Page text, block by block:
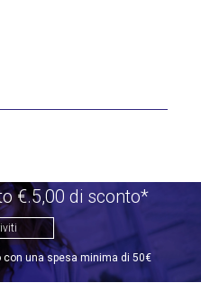
€.5,00 di sconto*
una spesa minima di 50€